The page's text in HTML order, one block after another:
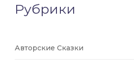
Рубрики
Авторские Сказки